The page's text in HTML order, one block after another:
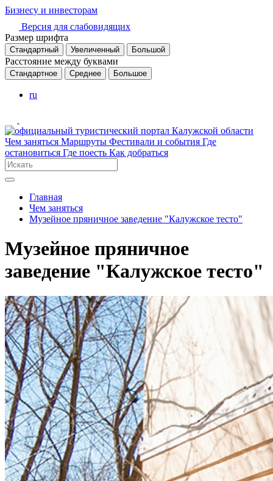
Бизнесу и инвесторам
Версия для слабовидящих
Размер шрифта
Стандартный Увеличенный Большой
Расстояние между буквами
Стандартное Среднее Большое
ru
Чем заняться Маршруты Фестивали и события Где
остановиться Где поесть Как добраться
Главная
Чем заняться
Музейное пряничное заведение "Калужское тесто"
Музейное пряничное
заведение "Калужское тесто"